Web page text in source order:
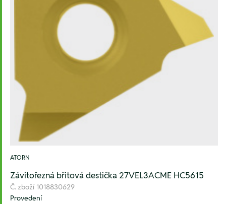
ATORN
Závitořezná břitová destička 27VEL3ACME HC5615
Č. zboží 1018830629
Provedení